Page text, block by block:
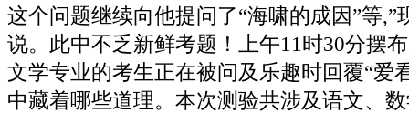
这个问题继续向他提问了“海啸的成因”等,”
说。此中不乏新鲜考题！上午11时30分摆
文学专业的考生正在被问及乐趣时回覆“爱
中藏着哪些道理。本次测验共涉及语文、